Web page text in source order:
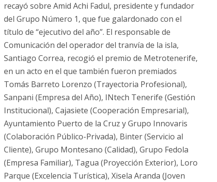
recayó sobre Amid Achi Fadul, presidente y fundador
del Grupo Número 1, que fue galardonado con el
título de “ejecutivo del año”. El responsable de
Comunicación del operador del tranvía de la isla,
Santiago Correa, recogió el premio de Metrotenerife,
en un acto en el que también fueron premiados
Tomás Barreto Lorenzo (Trayectoria Profesional),
Sanpani (Empresa del Año), INtech Tenerife (Gestión
Institucional), Cajasiete (Cooperación Empresarial),
Ayuntamiento Puerto de la Cruz y Grupo Innovaris
(Colaboración Público-Privada), Binter (Servicio al
Cliente), Grupo Montesano (Calidad), Grupo Fedola
(Empresa Familiar), Tagua (Proyección Exterior), Loro
Parque (Excelencia Turística), Xisela Aranda (Joven